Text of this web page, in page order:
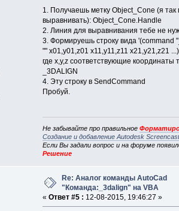
1. Получаешь метку Object_Cone (я
выравнивать): Object_Cone.Handle
2. Линия для выравнивания тебе не
3. Формируешь строку вида '(command
"" x01,y01,z01 x11,y11,z11 x21,y21,z21
где x,y,z соответствующие координаты
_3DALIGN
4. Эту строку в SendCommand
Пробуй.
Не забывайте про правильное
Создание и добавление Autodesk
Если Вы задали вопрос и на форуме
Решение
Re: Аналог команды AutoCad
"Команда:_3dalign" на VBA
« Ответ #5 : 12-08-2015, 19:46:27 »